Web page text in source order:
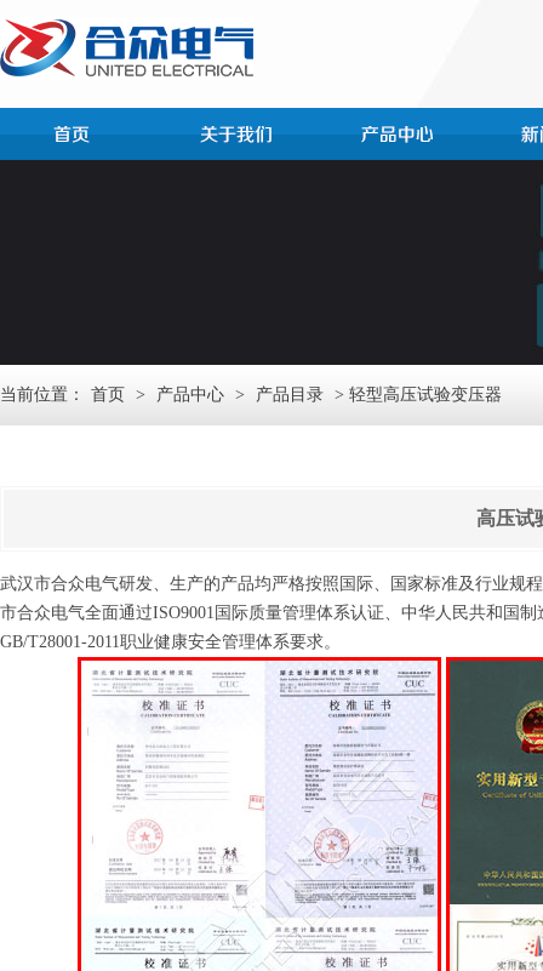
当前位置： 首页 > 产品中心 > 产品目录 > 轻型高压试验变压器
高压试
武汉市合众电气研发、生产的产品均严格按照国际、国家标准及行业规
市合众电气全面通过ISO9001国际质量管理体系认证、中华人民共和国
GB/T28001-2011职业健康安全管理体系要求。